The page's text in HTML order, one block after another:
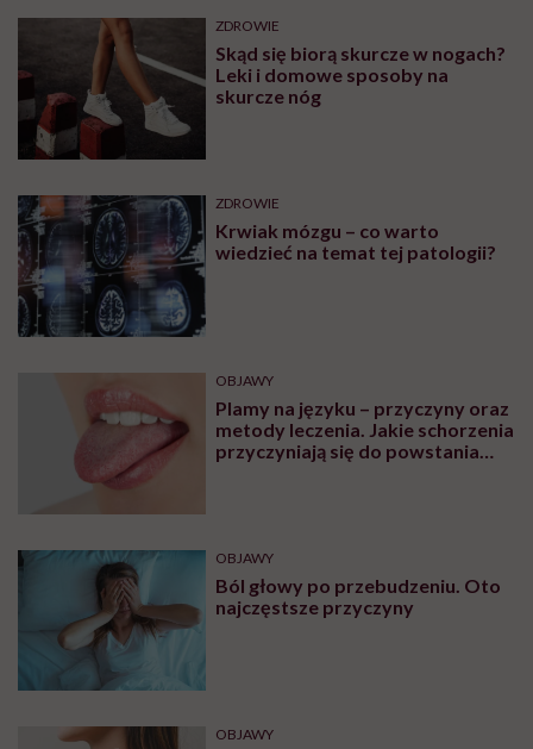
ZDROWIE
Skąd się biorą skurcze w nogach?
Leki i domowe sposoby na
skurcze nóg
ZDROWIE
Krwiak mózgu – co warto
wiedzieć na temat tej patologii?
OBJAWY
Plamy na języku – przyczyny oraz
metody leczenia. Jakie schorzenia
przyczyniają się do powstania
OBJAWY
Ból głowy po przebudzeniu. Oto
najczęstsze przyczyny
OBJAWY